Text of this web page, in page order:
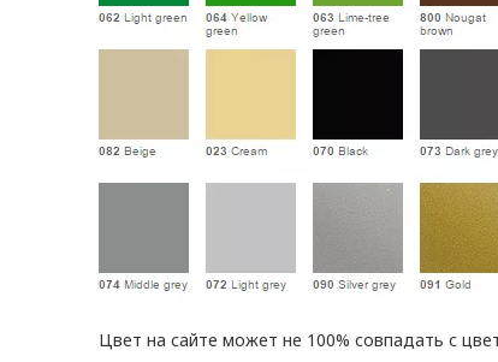
Цвет на сайте может не 100% совпадать с